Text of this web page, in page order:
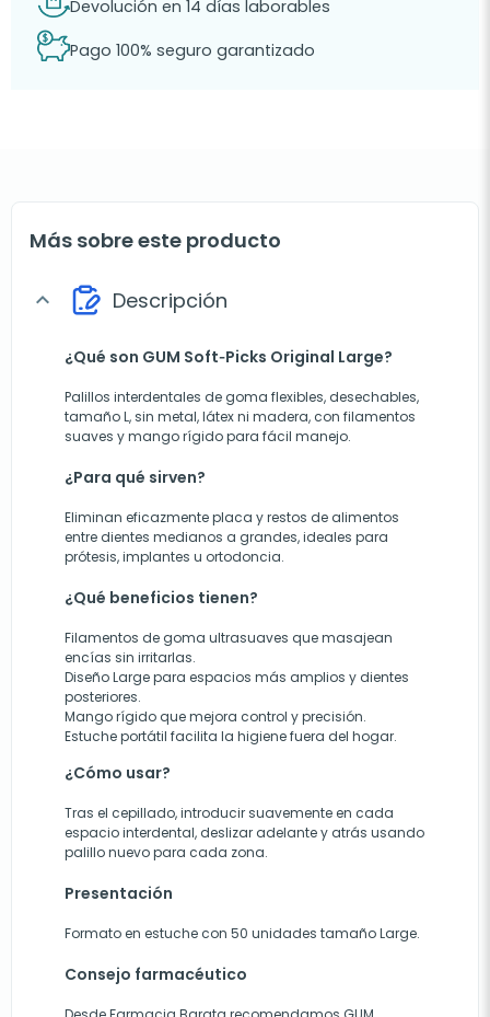
Devolución en 14 días laborables
Pago 100% seguro garantizado
Más sobre este producto
expand_more Descripción
¿Qué son GUM Soft‑Picks Original Large?
Palillos interdentales de goma flexibles, desechables,
tamaño L, sin metal, lát​ex ni madera, con filamentos
suaves y mango rígido para fácil manejo.
¿Para qué sirven?
Eliminan eficazmente placa y restos de alimentos
entre dientes medianos a grandes, ideales para
prótesis, implantes u ortodoncia.
¿Qué beneficios tienen?
Filamentos de goma ultrasuaves que masajean
encías sin irritarlas.
Diseño Large para espacios más amplios y dientes
posteriores.
Mango rígido que mejora control y precisión.
Estuche portátil facilita la higiene fuera del hogar.
¿Cómo usar?
Tras el cepillado, introducir suavemente en cada
espacio interdental, deslizar adelante y atrás usando
palillo nuevo para cada zona.
Presentación
Formato en estuche con 50 unidades tamaño Large.
Consejo farmacéutico